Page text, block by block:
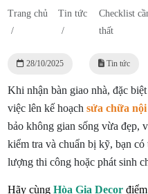
Trang chủ
/
Tin tức
/
Checklist
thất
28/10/2025 Tin tức
Khi nhận bàn giao nhà, đặc
việc lên kế hoạch sửa chữa
bảo không gian sống vừa đẹp,
kiểm tra và chuẩn bị kỹ, bạn
lượng thi công hoặc phát sinh
Hãy cùng Hòa Gia Decorđiểm